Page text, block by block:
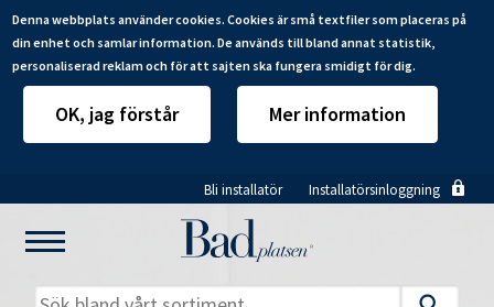
Denna webbplats använder cookies. Cookies är små textfiler som placeras på
din enhet och samlar information. De används till bland annat statistik,
personaliserad reklam och för att sajten ska fungera smidigt för dig.
OK, jag förstår Mer information
till
huvudinnehåll
Bli installatör Installatörsinloggning